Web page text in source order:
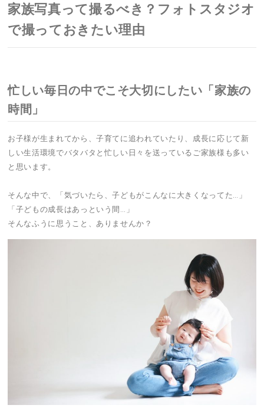
家族写真って撮るべき？フォトスタジオ
で撮っておきたい理由
忙しい毎日の中でこそ大切にしたい「家族の
時間」
お子様が生まれてから、子育てに追われていたり、成長に応じて新
しい生活環境でバタバタと忙しい日々を送っているご家族様も多い
と思います。
そんな中で、「気づいたら、子どもがこんなに大きくなってた…」
「子どもの成長はあっという間…」
そんなふうに思うこと、ありませんか？